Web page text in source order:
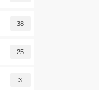
38
25
3